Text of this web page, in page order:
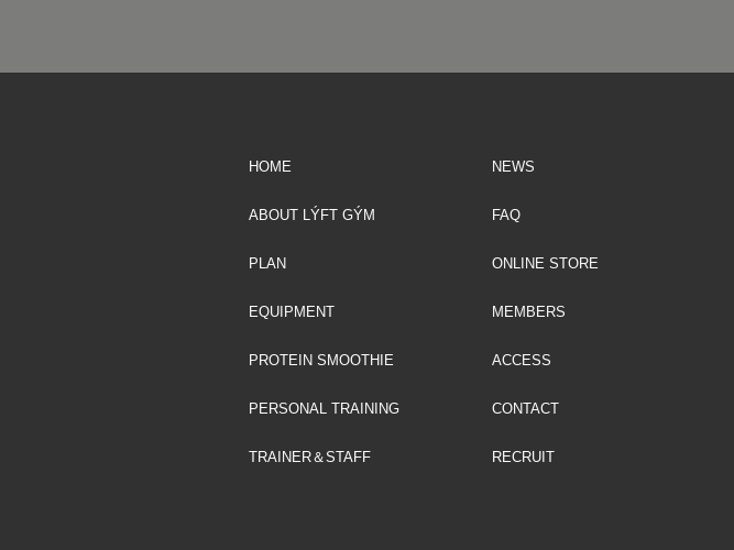
HOME
ABOUT LÝFT GÝM
PLAN
EQUIPMENT
PROTEIN SMOOTHIE
PERSONAL TRAINING
TRAINER＆STAFF
NEWS
FAQ
ONLINE STORE
MEMBERS
ACCESS
CONTACT
RECRUIT